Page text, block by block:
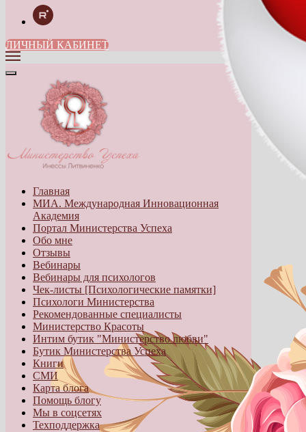
ЛИЧНЫЙ КАБИНЕТ
Главная
МИА. Международная Инновационная
Академия
Портал Министерства Успеха
Обо мне
Отзывы
Вебинары
Вебинары для психологов
Чек-листы [Психологические памятки]
Психологи Министерства
Рекомендованные специалисты
Министерство Красоты
Интим бутик "Министерство любви"
Бутик Министерства Успеха
Книги
СМИ
Карта блога
Помощь блогу
Мы в соцсетях
Техподдержка